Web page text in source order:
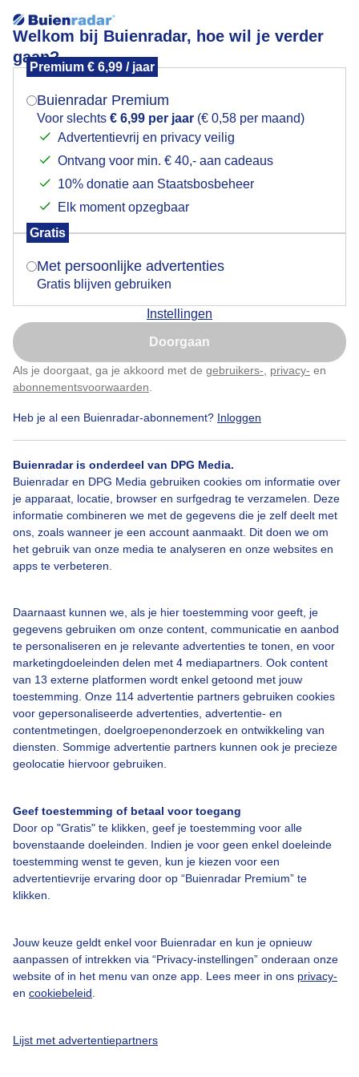
Welkom bij Buienradar, hoe wil je verder
gaan?
Premium € 6,99 / jaar
Buienradar Premium
Voor slechts € 6,99 per jaar (€ 0,58 per maand)
Advertentievrij en privacy veilig
Ontvang voor min. € 40,- aan cadeaus
10% donatie aan Staatsbosbeheer
Elk moment opzegbaar
Gratis
Met persoonlijke advertenties
Gratis blijven gebruiken
Instellingen
Doorgaan
Als je doorgaat, ga je akkoord met de gebruikers- privacy- en
abonnementsvoorwaarden
Heb je al een Buienradar-abonnement? Inloggen
Buienradar is onderdeel van DPG Media.
Buienradar en DPG Media gebruiken cookies om informatie over
je apparaat, locatie, browser en surfgedrag te verzamelen. Deze
informatie combineren we met de gegevens die je zelf deelt met
ons, zoals wanneer je een account aanmaakt. Dit doen we om
het gebruik van onze media te analyseren en onze websites en
apps te verbeteren.
Daarnaast kunnen we, als je hier toestemming voor geeft, je
gegevens gebruiken om onze content, communicatie en aanbod
te personaliseren en je relevante advertenties te tonen, en voor
marketingdoeleinden delen met 4 mediapartners. Ook content
van 13 externe platformen wordt enkel getoond met jouw
toestemming. Onze 114 advertentie partners gebruiken cookies
voor gepersonaliseerde advertenties, advertentie- en
contentmetingen, doelgroepenonderzoek en ontwikkeling van
diensten. Sommige advertentie partners kunnen ook je precieze
geolocatie hiervoor gebruiken.
Geef toestemming of betaal voor toegang
Door op "Gratis" te klikken, geef je toestemming voor alle
bovenstaande doeleinden. Indien je voor geen enkel doeleinde
toestemming wenst te geven, kun je kiezen voor een
advertentievrije ervaring door op “Buienradar Premium” te
klikken.
Jouw keuze geldt enkel voor Buienradar en kun je opnieuw
aanpassen of intrekken via “Privacy-instellingen” onderaan onze
website of in het menu van onze app. Lees meer in ons privacy-
en cookiebeleid
Lijst met advertentiepartners
Stapelwolken
Door: Kees Jak Gemaakt: 13-06-2026, 30x bekeken
Een moment geduld aub...
Over Buienradar
Bedrijfsgegevens
Veelgestelde vragen
Contact
Gebruikersvoorwaarden
Adverteren
Buienradar Team
Privacy beleid
Privacy instellingen
Gratis weerdata
Buienradar
Mogen we je locatie gebruiken voor het
Indien je hier nog geen akkoord op hebt gegeven,
verschijnt er zo een pop-up uit je browser waarin
Is goed, toon de popup
Nu niet, misschien later
Klik hierom dit aan te passen